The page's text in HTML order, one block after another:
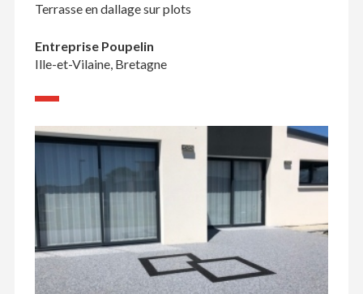
Terrasse en dallage sur plots
Entreprise Poupelin
Ille-et-Vilaine, Bretagne